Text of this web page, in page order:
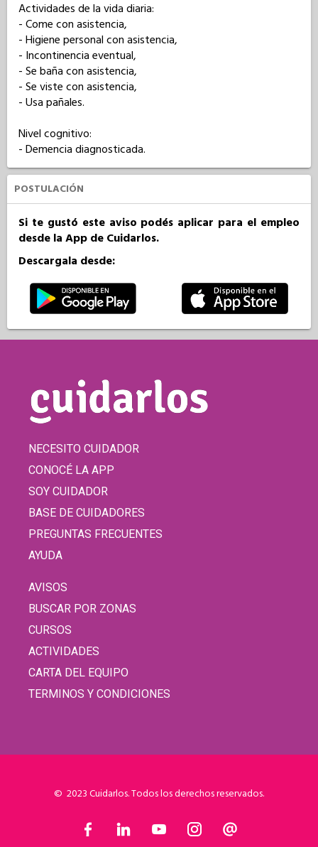
Actividades de la vida diaria:
- Come con asistencia,
- Higiene personal con asistencia,
- Incontinencia eventual,
- Se baña con asistencia,
- Se viste con asistencia,
- Usa pañales.
Nivel cognitivo:
- Demencia diagnosticada.
POSTULACIÓN
Si te gustó este aviso podés aplicar para el empleo
desde la App de Cuidarlos.
Descargala desde:
NECESITO CUIDADOR
CONOCÉ LA APP
SOY CUIDADOR
BASE DE CUIDADORES
PREGUNTAS FRECUENTES
AYUDA
AVISOS
BUSCAR POR ZONAS
CURSOS
ACTIVIDADES
CARTA DEL EQUIPO
TERMINOS Y CONDICIONES
© 2023 Cuidarlos. Todos los derechos reservados.